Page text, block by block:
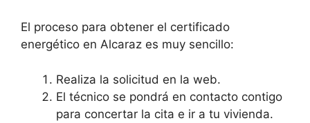
El proceso para obtener el certificado
energético en Alcaraz es muy sencillo:
Realiza la solicitud en la web.
El técnico se pondrá en contacto contigo
para concertar la cita e ir a tu vivienda.